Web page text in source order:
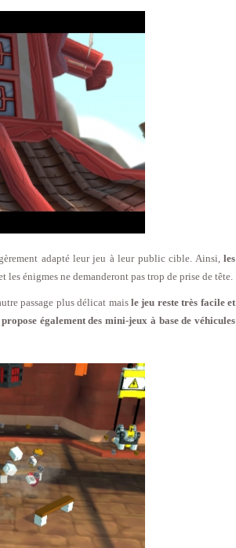
adapté leur jeu à leur public cible. Ainsi, les
les énigmes ne demanderont pas trop de prise de tête.
passage plus délicat mais le jeu reste très facile et
également des mini-jeux à base de véhicules